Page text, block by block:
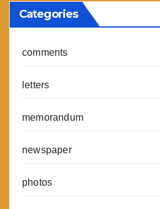
Categories
comments
letters
memorandum
newspaper
photos